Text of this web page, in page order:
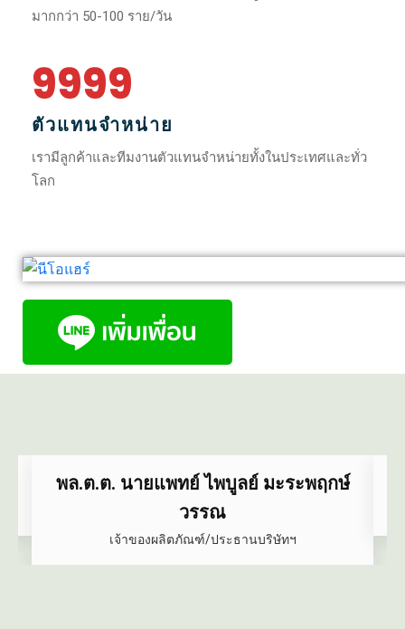
มากกว่า 50-100 ราย/วัน
9999
ตัวแทนจำหน่าย
เรามีลูกค้าและทีมงานตัวแทนจำหน่ายทั้งในประเทศและทั่ว
โลก
คุณปวิชญา จินดา
ผู้จัดการฝ่ายประสานงาน